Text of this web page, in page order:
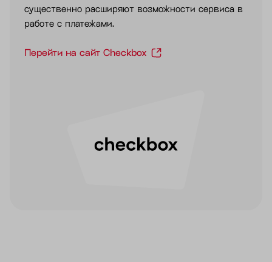
существенно расширяют возможности сервиса в
работе с платежами.
Перейти на сайт Checkbox